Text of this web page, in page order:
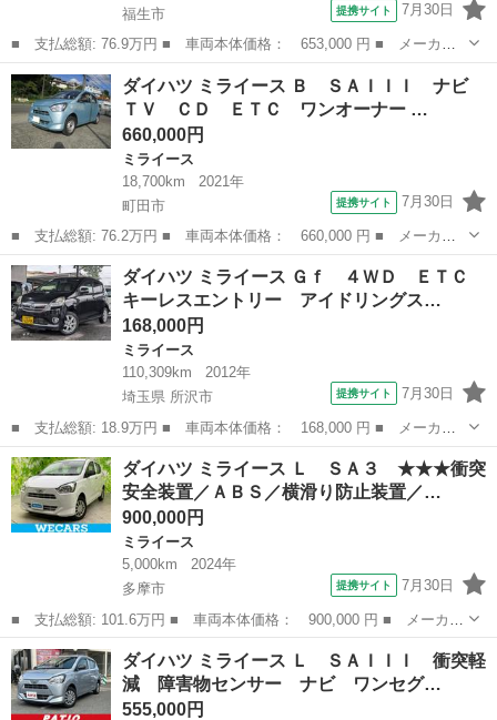
福生市
提携サイト 7月30日
■ 支払総額: 76.9万円 ■ 車両本体価格： 653,000 円 ■ メーカー
名： ダイハツ ■ 車種名： ミライース ■ グレード名： Ｘ Ｓ
Ａ３ 保証書／衝突安全装置／ヘッドランプ ＬＥＤ／ＥＢＤ付ＡＢ
Ｓ／横滑り防...
東京 福生市 ミライース
ダイハツ ミライース Ｂ ＳＡＩＩＩ ナビ
ＴＶ ＣＤ ＥＴＣ ワンオーナー …
660,000円
ミライース
18,700km
2021年
町田市
提携サイト 7月30日
■ 支払総額: 76.2万円 ■ 車両本体価格： 660,000 円 ■ メーカー
名： ダイハツ ■ 車種名： ミライース ■ グレード名： Ｂ Ｓ
ＡＩＩＩ ナビ ＴＶ ＣＤ ＥＴＣ ワンオーナー ■ 排気量：
660cc...
東京 町田市 ミライース
ダイハツ ミライース Ｇｆ ４ＷＤ ＥＴＣ
キーレスエントリー アイドリングス…
168,000円
ミライース
110,309km
2012年
埼玉県 所沢市
提携サイト 7月30日
■ 支払総額: 18.9万円 ■ 車両本体価格： 168,000 円 ■ メーカー
名： ダイハツ ■ 車種名： ミライース ■ グレード名： Ｇｆ
４ＷＤ ＥＴＣ キーレスエントリー アイドリングストップ ＣＶ
Ｔ 盗難防止...
埼玉 所沢市 ミライース
ダイハツ ミライース Ｌ ＳＡ３ ★★★衝突
安全装置／ＡＢＳ／横滑り防止装置／…
900,000円
ミライース
5,000km
2024年
多摩市
提携サイト 7月30日
■ 支払総額: 101.6万円 ■ 車両本体価格： 900,000 円 ■ メーカー
名： ダイハツ ■ 車種名： ミライース ■ グレード名： Ｌ Ｓ
Ａ３ ★★★衝突安全装置／ＡＢＳ／横滑り防止装置／アイドリング
ストップ／...
東京 多摩市 ミライース
ダイハツ ミライース Ｌ ＳＡＩＩＩ 衝突軽
減 障害物センサー ナビ ワンセグ…
555,000円